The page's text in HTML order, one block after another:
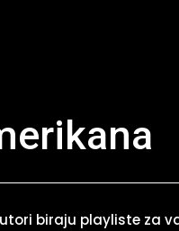
biraju playliste za